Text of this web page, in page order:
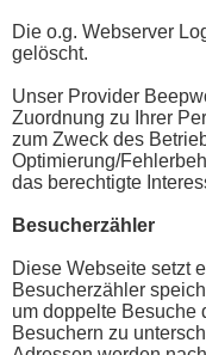
Die o.g. Webserver
gelöscht.
Unser Provider
Zuordnung zu Ihrer
zum Zweck des
Optimierung/
das berechtigte
Besucherzähler
Diese Webseite setzt
Besucherzähler
um doppelte Besuche
Besuchern zu